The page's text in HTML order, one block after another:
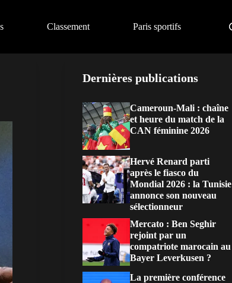
Classement Paris sportifs
Dernières publications
Cameroun-Mali : chaîne
et heure du match de la
CAN féminine 2026
Hervé Renard parti
après le fiasco du
Mondial 2026 : la Tunisie
annonce son nouveau
sélectionneur
Mercato : Ben Seghir
rejoint par un
compatriote marocain au
Bayer Leverkusen ?
La première conférence